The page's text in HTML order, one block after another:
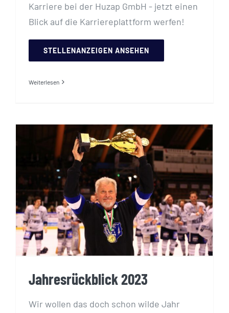
Karriere bei der Huzap GmbH - jetzt einen
Blick auf die Karriereplattform werfen!
STELLENANZEIGEN ANSEHEN
Weiterlesen
Jahresrückblick 2023
Jahresrückblick 2023
Wir wollen das doch schon wilde Jahr